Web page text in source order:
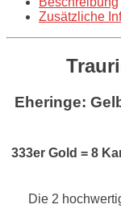
Zusätzliche
Eheringe:
333er Gold = 8
Die 2